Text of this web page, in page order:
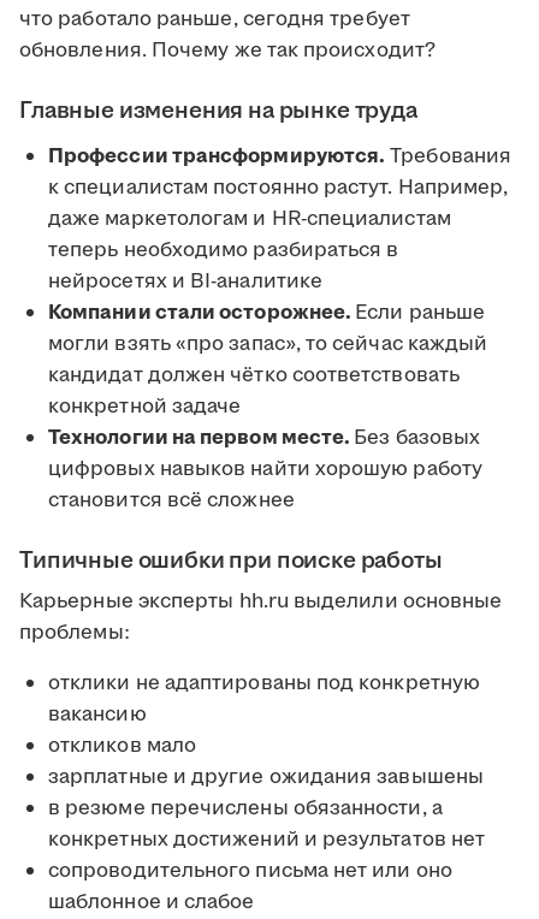
что работало раньше, сегодня требует
обновления. Почему же так происходит?
Главные изменения на рынке труда
Профессии трансформируются. Требования
к специалистам постоянно растут. Например,
даже маркетологам и HR-специалистам
теперь необходимо разбираться в
нейросетях и BI-аналитике
Компании стали осторожнее. Если раньше
могли взять «про запас», то сейчас каждый
кандидат должен чётко соответствовать
конкретной задаче
Технологии на первом месте. Без базовых
цифровых навыков найти хорошую работу
становится всё сложнее
Типичные ошибки при поиске работы
Карьерные эксперты hh.ru выделили основные
проблемы:
отклики не адаптированы под конкретную
вакансию
откликов мало
зарплатные и другие ожидания завышены
в резюме перечислены обязанности, а
конкретных достижений и результатов нет
сопроводительного письма нет или оно
шаблонное и слабое